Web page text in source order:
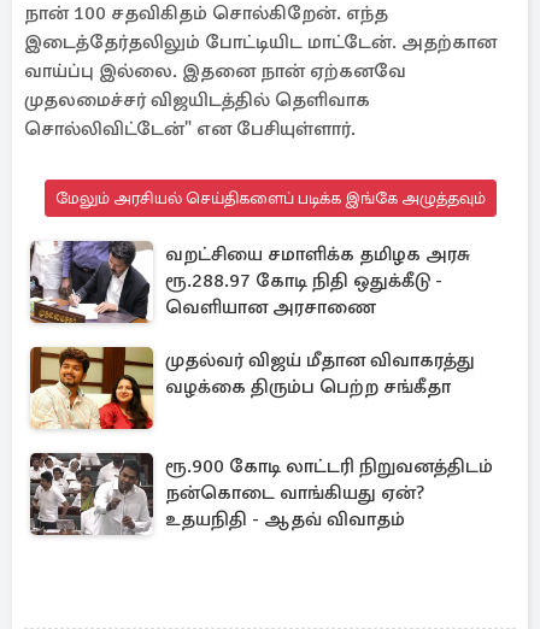
நான் 100 சதவிகிதம் சொல்கிறேன். எந்த
இடைத்தேர்தலிலும் போட்டியிட மாட்டேன். அதற்கான
வாய்ப்பு இல்லை. இதனை நான் ஏற்கனவே
முதலமைச்சர் விஜயிடத்தில் தெளிவாக
சொல்லிவிட்டேன்" என பேசியுள்ளார்.
மேலும் அரசியல் செய்திகளைப் படிக்க இங்கே அழுத்தவும்
வறட்சியை சமாளிக்க தமிழக அரசு
ரூ.288.97 கோடி நிதி ஒதுக்கீடு -
வெளியான அரசாணை
முதல்வர் விஜய் மீதான விவாகரத்து
வழக்கை திரும்ப பெற்ற சங்கீதா
ரூ.900 கோடி லாட்டரி நிறுவனத்திடம்
நன்கொடை வாங்கியது ஏன்?
உதயநிதி - ஆதவ் விவாதம்